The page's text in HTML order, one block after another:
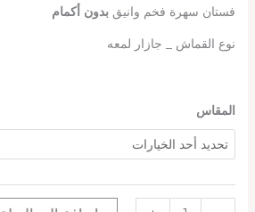
فستان سهرة فخم وانيق بدون أكمام
نوع القماش _ جازار لمعه
المقاس